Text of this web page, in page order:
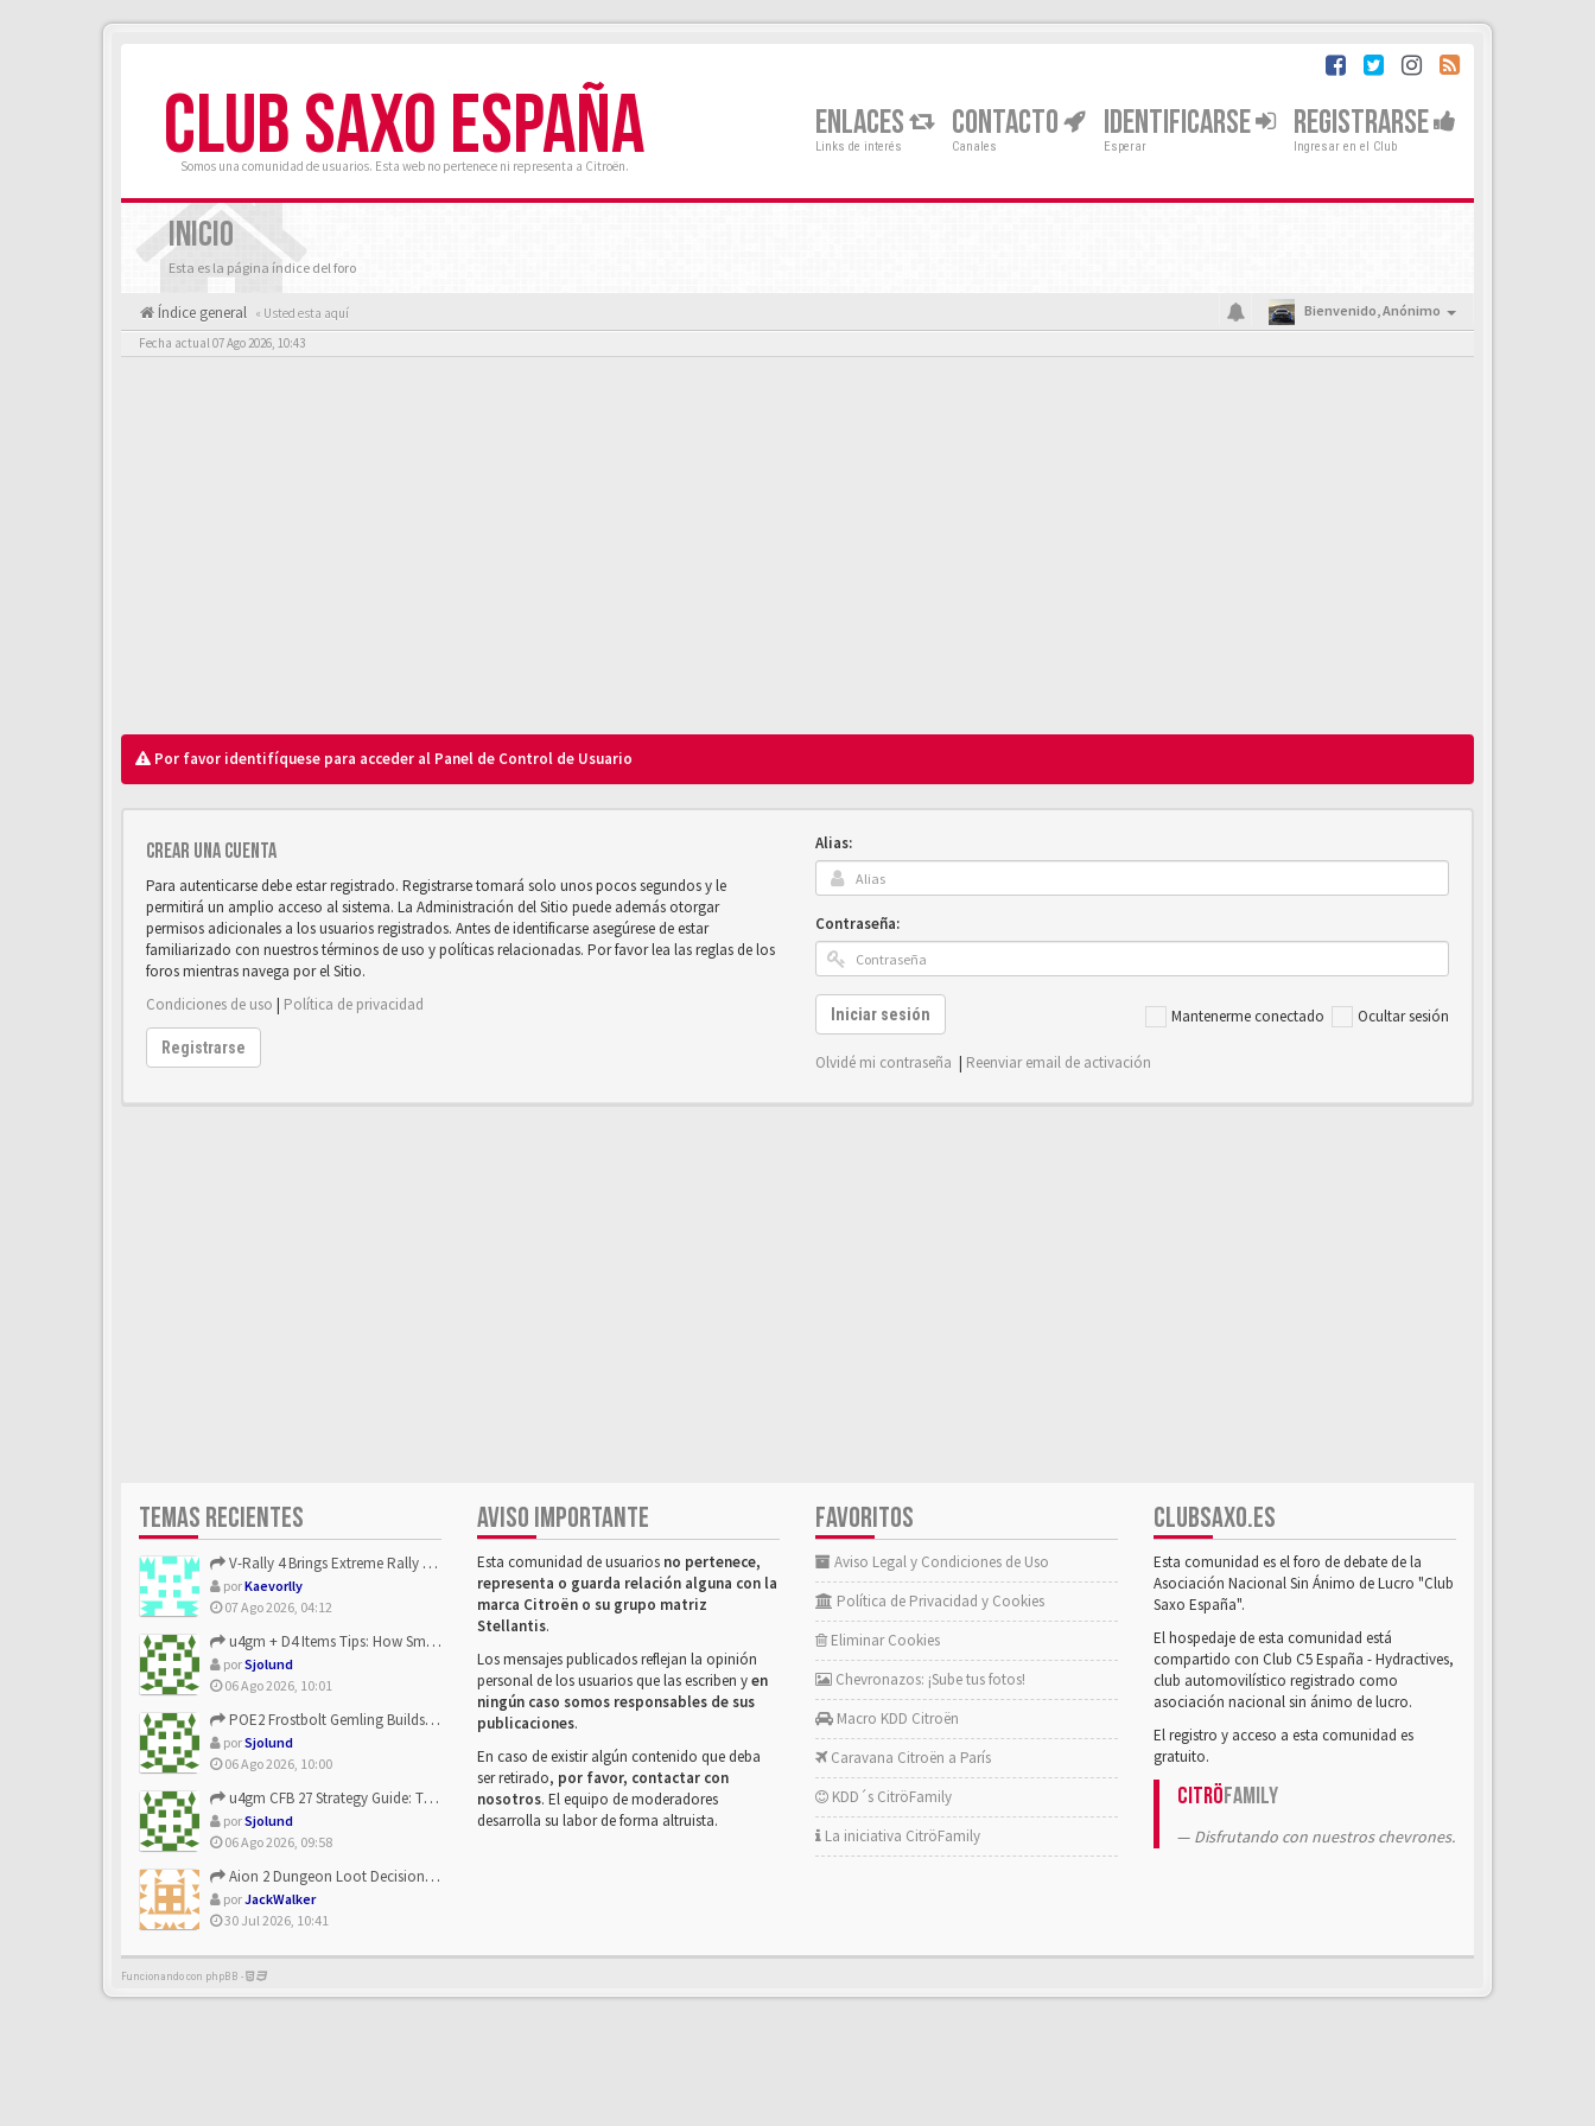
CLUB SAXO ESPAÑA
Somos una comunidad de usuarios. Esta web no pertenece ni representa a Citroën.
ENLACES
Links de interés
CONTACTO
Canales
IDENTIFICARSE
Esperar
REGISTRARSE
Ingresar en el Club
INICIO
Esta es la página índice del foro
Índice general « Usted esta aquí Bienvenido,Anónimo
Fecha actual 07 Ago 2026, 10:43
Por favor identifíquese para acceder al Panel de Control de Usuario
Crear una cuenta
Para autenticarse debe estar registrado. Registrarse tomará solo unos pocos segundos y le
permitirá un amplio acceso al sistema. La Administración del Sitio puede además otorgar
permisos adicionales a los usuarios registrados. Antes de identificarse asegúrese de estar
familiarizado con nuestros términos de uso y políticas relacionadas. Por favor lea las reglas de los
foros mientras navega por el Sitio.
Condiciones de uso | Política de privacidad
Registrarse
Alias:
Contraseña:
Mantenerme conectado Ocultar sesión
Iniciar sesión
Olvidé mi contraseña | Reenviar email de activación
TEMAS RECIENTES
V-Rally 4 Brings Extreme Rally Racing With Challenging Track...
porKaevorlly
07 Ago 2026, 04:12
u4gm + D4 Items Tips: How Smart Players Optimize Gear, Build...
porSjolund
06 Ago 2026, 10:01
POE2 Frostbolt Gemling Builds Get Stronger With u4gm’s Ice C...
porSjolund
06 Ago 2026, 10:00
u4gm CFB 27 Strategy Guide: The Toxic Offensive Scheme Your ...
porSjolund
06 Ago 2026, 09:58
Aion 2 Dungeon Loot Decisions: Smarter Runs With U4N
porJackWalker
30 Jul 2026, 10:41
AVISO IMPORTANTE
Esta comunidad de usuarios no pertenece,
representa o guarda relación alguna con la
marca Citroën o su grupo matriz
Stellantis.
Los mensajes publicados reflejan la opinión
personal de los usuarios que las escriben yen
ningún caso somos responsables de sus
publicaciones.
En caso de existir algún contenido que deba
ser retirado, por favor, contactar con
nosotros. El equipo de moderadores
desarrolla su labor de forma altruista.
FAVORITOS
Aviso Legal y Condiciones de Uso
Política de Privacidad y Cookies
Eliminar Cookies
Chevronazos: ¡Sube tus fotos!
Macro KDD Citroën
Caravana Citroën a París
KDD´s CitröFamily
La iniciativa CitröFamily
CLUBSAXO.ES
Esta comunidad es el foro de debate de la
Asociación Nacional Sin Ánimo de Lucro "Club
Saxo España".
El hospedaje de esta comunidad está
compartido con Club C5 España - Hydractives,
club automovilístico registrado como
asociación nacional sin ánimo de lucro.
El registro y acceso a esta comunidad es
gratuito.
CitröFamily
Disfrutando con nuestros chevrones.
Funcionando con phpBB -